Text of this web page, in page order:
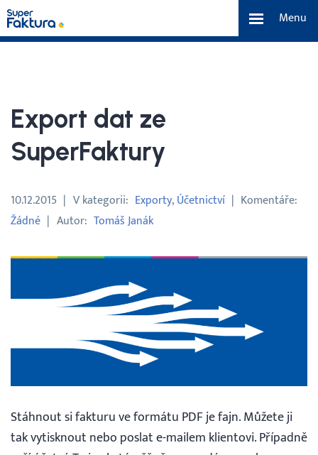
Menu
Ceník
Tým a náš příběh
Vyhledávání
Čeština
Export dat ze
SuperFaktury
10.12.2015 V kategorii Exporty Účetnictví
Komentáře
Žádné
Autor Tomáš Janák
Stáhnout si fakturu ve formátu PDF je fajn. Můžete ji
tak vytisknout nebo poslat e-mailem klientovi. Případně